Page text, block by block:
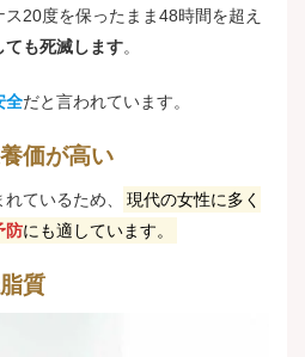
20度を保ったまま48時間を超え
ても死滅します。
全だと言われています。
価が高い
ているため、
現代の女性に多く
防にも適しています。
質